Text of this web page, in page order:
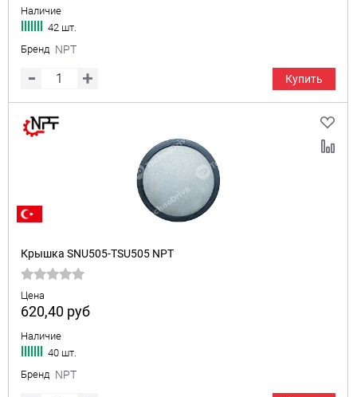
Наличие
42 шт.
Бренд NPT
Купить
Крышка SNU505-TSU505 NPT
Цена
620,40 руб
Наличие
40 шт.
Бренд NPT